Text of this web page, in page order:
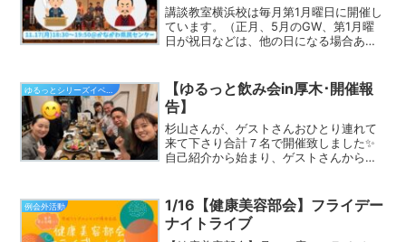
講談教室横浜校は毎月第1月曜日に開催し
ています。（正月、5月のGW、第1月曜
日が祝日などは、他の日になる場合あ
ンター1503号室横浜市神奈川区鶴屋町
2...
【ゆるっと飲み会in厚木･開催報
告】
杉山さんが、ゲストさんおひとり連れて
来て下さり合計７名で開催致しました✨️
自己紹介から始まり、ゲストさんからの
の熱い想いなどをお聞きする機会となり
ました。例会とはまた違...
例会外活動
1/16【健康美容部会】フライデー
ナイトライブ